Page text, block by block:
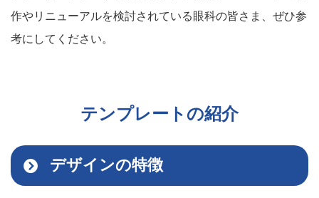
作やリニューアルを検討されている眼科の皆さま、ぜひ参
考にしてください。
テンプレートの紹介
デザインの特徴